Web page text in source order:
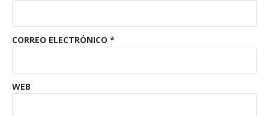
CORREO ELECTRÓNICO *
WEB